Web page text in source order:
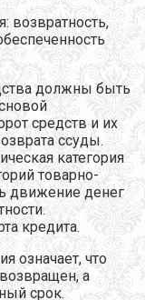
возвратность,
должны быть
средств и их
ссуды.
категория
товарно-
движение денег
кредита.
означает, что
а
срок.